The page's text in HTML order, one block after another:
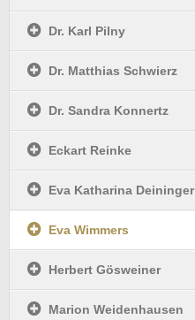
Dr. Karl Pilny
Dr. Matthias Schwierz
Dr. Sandra Konnertz
Eckart Reinke
Eva Katharina Deininger
Eva Wimmers
Herbert Gösweiner
Marion Weidenhausen